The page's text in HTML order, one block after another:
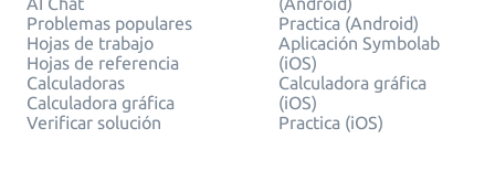
Problemas populares
Hojas de trabajo
Hojas de referencia
Calculadoras
Calculadora gráfica
Verificar solución
Practica (Android)
Aplicación Symbolab
(iOS)
Calculadora gráfica
(iOS)
Practica (iOS)